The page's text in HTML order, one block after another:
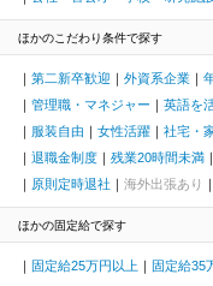
ほかのこだわり条件で探す
第二新卒歓迎 外資系企業
管理職・マネジャー
英語を
服装自由
女性活躍 社宅・
退職金制度
残業20時間未満
原則定時退社
海外出張あり
ほかの固定給で探す
固定給25万円以上 固定給35